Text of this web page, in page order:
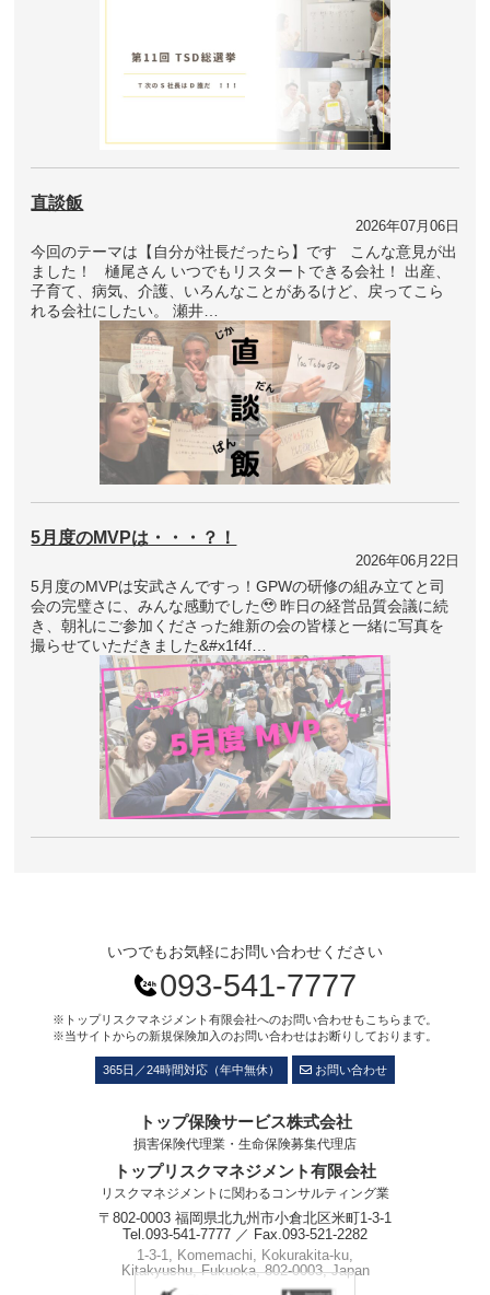
直談飯
2026年07月06日
今回のテーマは【自分が社長だったら】です こんな意見が出
ました！ 樋尾さん いつでもリスタートできる会社！ 出産、
子育て、病気、介護、いろんなことがあるけど、戻ってこら
れる会社にしたい。 瀬井…
5月度のMVPは・・・？！
2026年06月22日
5月度のMVPは安武さんですっ！GPWの研修の組み立てと司
会の完璧さに、みんな感動でした🥹 昨日の経営品質会議に続
き、朝礼にご参加くださった維新の会の皆様と一緒に写真を
撮らせていただきました&#x1f4f…
いつでもお気軽にお問い合わせください
093-541-7777
※トップリスクマネジメント有限会社へのお問い合わせもこちらまで。
※当サイトからの新規保険加入のお問い合わせはお断りしております。
365日／24時間対応（年中無休） お問い合わせ
トップ保険サービス株式会社
損害保険代理業・生命保険募集代理店
トップリスクマネジメント有限会社
リスクマネジメントに関わるコンサルティング業
〒802-0003 福岡県北九州市小倉北区米町1-3-1
Tel.093-541-7777 ／ Fax.093-521-2282
1-3-1, Komemachi, Kokurakita-ku,
Kitakyushu, Fukuoka, 802-0003, Japan
Phone.+81-93-541-7777